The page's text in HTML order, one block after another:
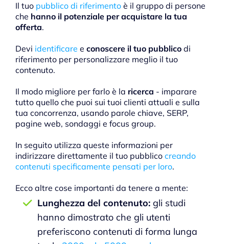
Il tuo pubblico di riferimento è il gruppo di persone
che hanno il potenziale per acquistare la tua
offerta.
Devi identificare e conoscere il tuo pubblico di
riferimento per personalizzare meglio il tuo
contenuto.
Il modo migliore per farlo è la ricerca - imparare
tutto quello che puoi sui tuoi clienti attuali e sulla
tua concorrenza, usando parole chiave, SERP,
pagine web, sondaggi e focus group.
In seguito utilizza queste informazioni per
indirizzare direttamente il tuo pubblico creando
contenuti specificamente pensati per loro.
Ecco altre cose importanti da tenere a mente:
Lunghezza del contenuto: gli studi
hanno dimostrato che gli utenti
preferiscono contenuti di forma lunga